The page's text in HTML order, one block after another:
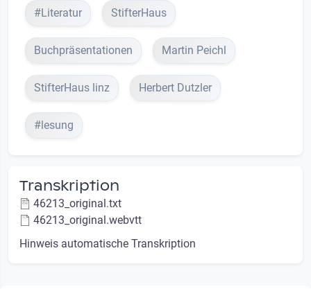
#Literatur StifterHaus
Buchpräsentationen Martin Peichl
StifterHaus linz Herbert Dutzler
#lesung
Transkription
46213_original.txt
46213_original.webvtt
Hinweis automatische Transkription